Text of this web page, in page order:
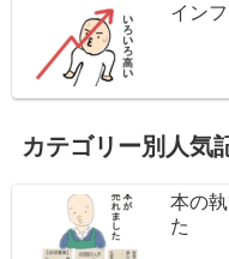
イン
カテゴリー別人気
本の
た